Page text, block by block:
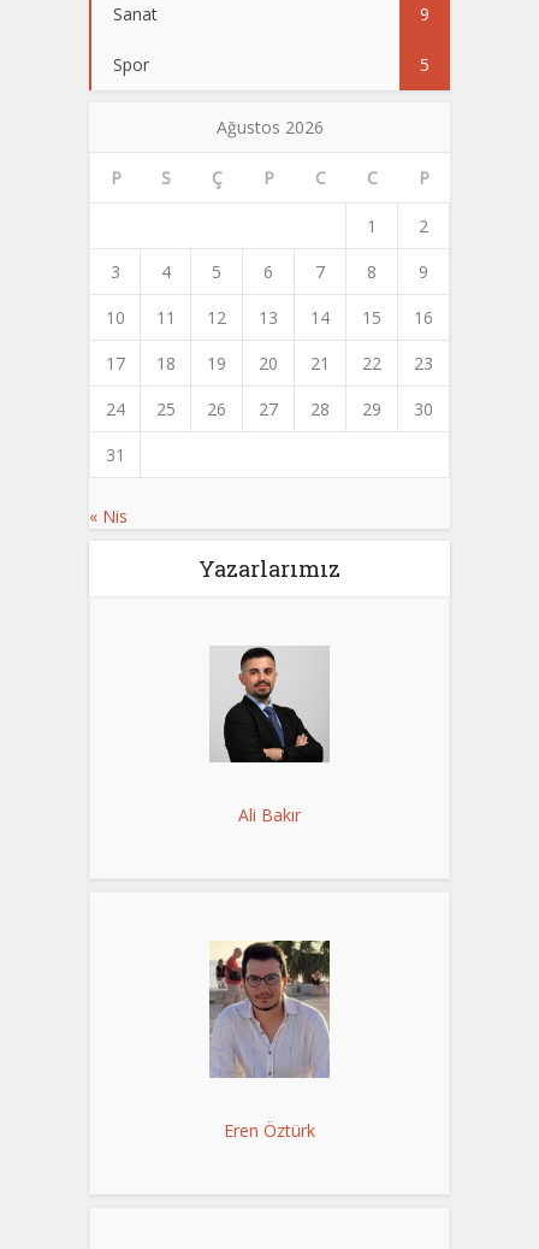
Sanat 9
Spor 5
Ağustos 2026
P S Ç P C C P
1
2
3
4 5 6 7 8
9
10
11 12 13 14 15
16
17
18 19 20 21 22
23
24
25 26 27 28 29
30
31
« Nis
Yazarlarımız
Ali Bakır
Eren Öztürk